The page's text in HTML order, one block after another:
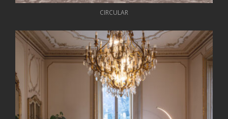
CIRCULAR